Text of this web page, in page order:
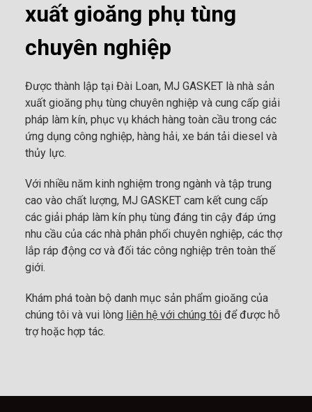
xuất gioăng phụ tùng
chuyên nghiệp
Được thành lập tại Đài Loan, MJ GASKET là nhà sản
xuất gioăng phụ tùng chuyên nghiệp và cung cấp giải
pháp làm kín, phục vụ khách hàng toàn cầu trong các
ứng dụng công nghiệp, hàng hải, xe bán tải diesel và
thủy lực.
Với nhiều năm kinh nghiệm trong ngành và tập trung
cao vào chất lượng, MJ GASKET cam kết cung cấp
các giải pháp làm kín phụ tùng đáng tin cậy đáp ứng
nhu cầu của các nhà phân phối chuyên nghiệp, các thợ
lắp ráp động cơ và đối tác công nghiệp trên toàn thế
giới.
Khám phá toàn bộ danh mục sản phẩm gioăng của
chúng tôi và vui lòng liên hệ với chúng tôiđể được hỗ
trợ hoặc hợp tác.